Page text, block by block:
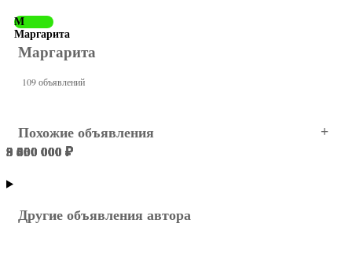
М
Маргарита
Маргарита
109 объявлений
Похожие объявления
3 600 000 ₽
8 600 000 ₽
9 000 000 ₽
5 450 000 ₽
9 300 000 ₽
5 800 000 ₽
Другие объявления автора